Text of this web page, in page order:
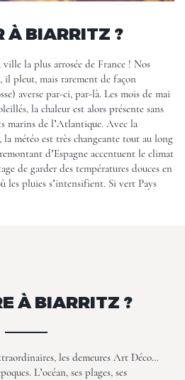
À BIARRITZ ?
la plus arrosée de France ! Nos
il pleut, mais rarement de façon
averse par-ci, par-là. Les mois de mai
la chaleur est alors présente sans
marins de l’Atlantique. Avec la
la météo est très changeante tout au long
d’Espagne accentuent le climat
de garder des températures douces en
les pluies s’intensifient. Si vert Pays
À BIARRITZ ?
les demeures Art Déco…
L’océan, ses plages, ses